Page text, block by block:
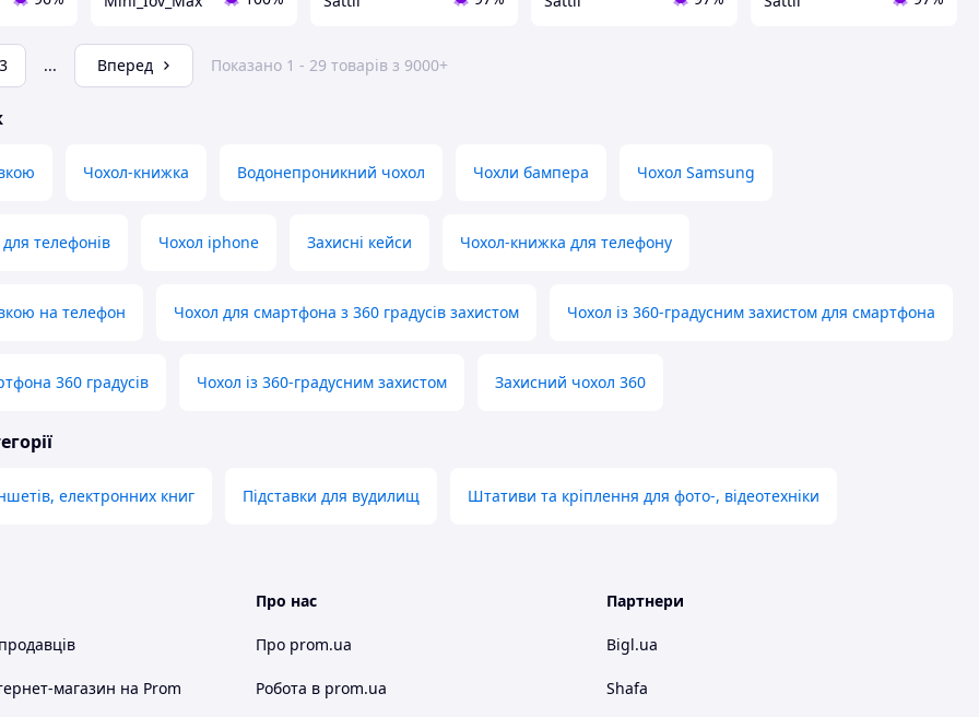
3 ... Вперед Показано 1 - 29 товарів з 9000+
Чохол-книжка Водонепроникний чохол Чохли бампера Чохол Samsung
телефонів Чохол iphone Захисні кейси Чохол-книжка для телефону
на телефон Чохол для смартфона з 360 градусів захистом Чохол із 360-градусним захистом для смартфона
360 градусів Чохол із 360-градусним захистом Захисний чохол 360
електронних книг Підставки для вудилищ Штативи та кріплення для фото-, відеотехніки
магазин на Prom
Про нас
Про prom.ua
Робота в prom.ua
Партнери
Bigl.ua
Shafa